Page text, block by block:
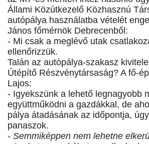
Állami Közútkezelő Közhasznú
autópálya használatba vételét
János főmérnök Debrecenből:
- Mi csak a meglévő utak
ellenőrizzük.
Talán az autópálya-szakasz
Útépítő Részvénytársaság? A fő-
Lajos:
- Igyekszünk a lehető legnagyobb
együttműködni a gazdákkal, de
pálya átadásának az időpontja,
panaszok.
- Semmiképpen nem lehetne